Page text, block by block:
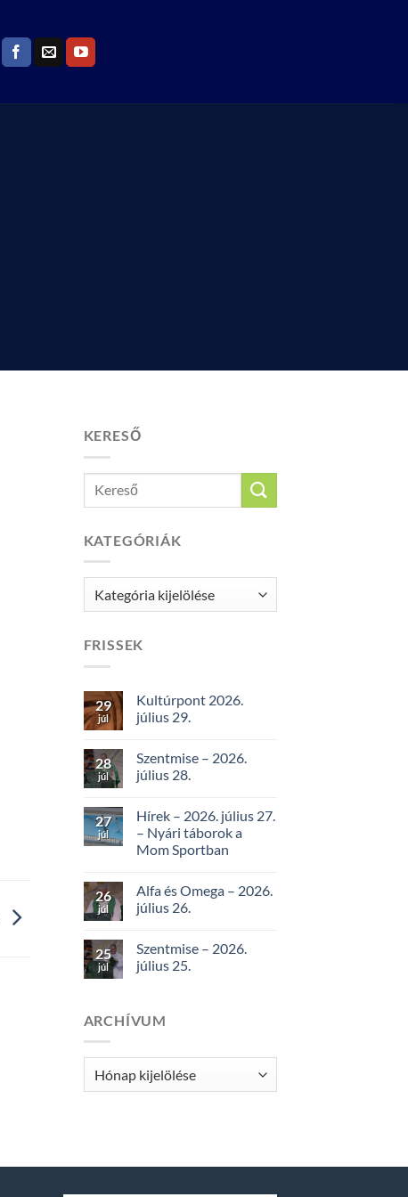
KERESŐ
KATEGÓRIÁK
Kategóriák
FRISSEK
29
júl
Kultúrpont 2026.
július 29.
28
júl
Szentmise – 2026.
július 28.
27
júl
Hírek – 2026. július 27.
– Nyári táborok a
Mom Sportban
26
júl
Alfa és Omega – 2026.
július 26.
25
júl
Szentmise – 2026.
július 25.
ARCHÍVUM
Archívum